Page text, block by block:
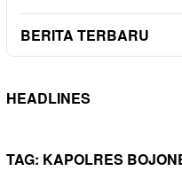
BERITA TERBARU
HEADLINES
TAG: KAPOLRES